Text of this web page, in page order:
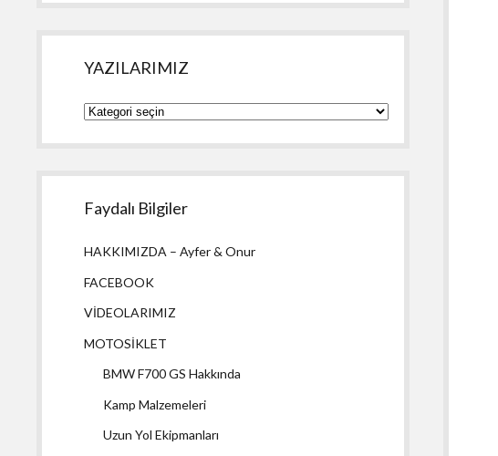
YAZILARIMIZ
YAZILARIMIZ
Faydalı Bilgiler
HAKKIMIZDA – Ayfer & Onur
FACEBOOK
VİDEOLARIMIZ
MOTOSİKLET
BMW F700 GS Hakkında
Kamp Malzemeleri
Uzun Yol Ekipmanları